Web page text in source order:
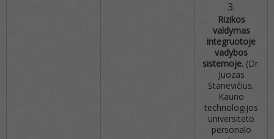
Rizikos
valdymas
integruotoje
vadybos
sistemoje. (Dr.
Juozas
Stanevičius,
Kauno
technologijos
universiteto
personalo